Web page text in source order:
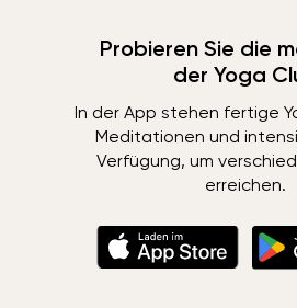
Probieren Sie die
der Yoga
In der App stehen fertige
Meditationen und
Verfügung, um
erreichen.